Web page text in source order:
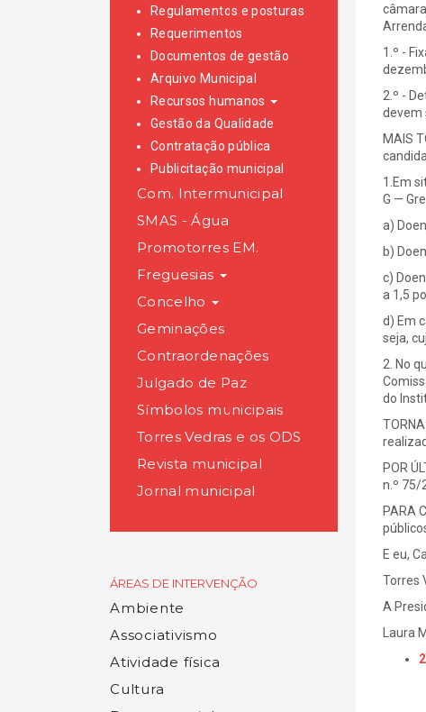
Regulamentos e posturas
Requerimentos
Documentos de gestão
Arquivo Municipal
Recursos humanos
Gestão da Qualidade
Contratação pública
Publicitação municipal
Com. Intermunicipal
SMAS - Água
Promotorres EM.
Freguesias
Concelho
Geminações
Contraordenações
Julgado de Paz
Símbolos municipais
Torres Vedras e os ODS
Revista municipal
Jornal municipal
ÁREAS DE INTERVENÇÃO
Ambiente
Associativismo
Atividade física
Cultura
1.º -
2.º -
devem
MAIS
1.Em
G —
a)
b)
c)
a 1,5
d) Em
seja,
2. No
do
POR
n.º 75/
PARA
E eu,
Torres
A
Laura